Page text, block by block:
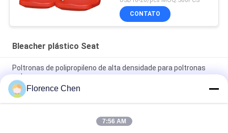
CONTATO
Bleacher plástico Seat
Poltronas de polipropileno de alta densidade para poltronas
externas
Fogo plástico fixo exterior de Seat do Bleacher - o
retardador/grama assentos verdes do estádio
Escuro - o estádio de futebol azul do HDPE assenta/assento
Florence Chen
7:56 AM